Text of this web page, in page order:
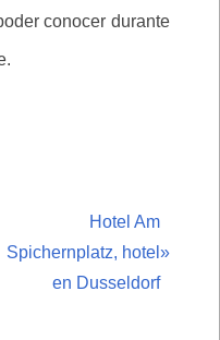
conocer durante
Hotel Am
Spichernplatz, hotel
en Dusseldorf
»